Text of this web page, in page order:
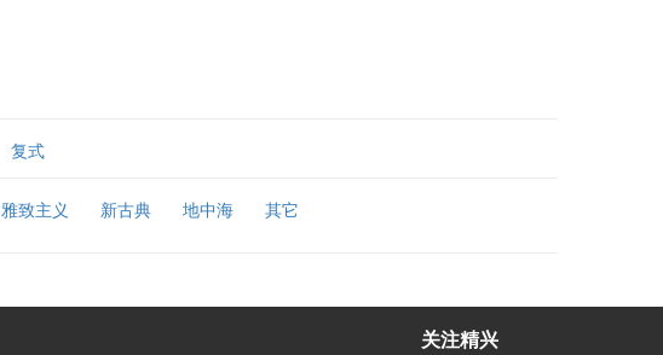
复式
雅致主义 新古典 地中海 其它
关注精兴